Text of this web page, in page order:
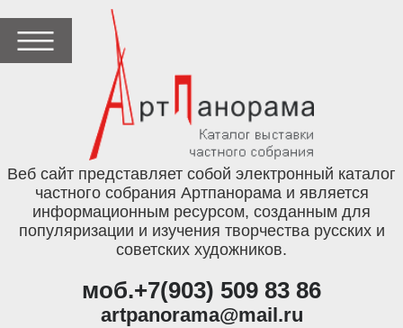
Веб сайт представляет собой электронный каталог
частного собрания Артпанорама и является
информационным ресурсом, созданным для
популяризации и изучения творчества русских и
советских художников.
моб.+7(903) 509 83 86
artpanorama@mail.ru